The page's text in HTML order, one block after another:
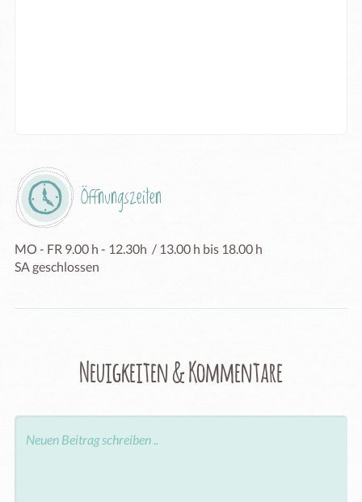
Öffnungszeiten
MO - FR 9.00 h - 12.30h  / 13.00 h bis 18.00 h
SA geschlossen
Neuigkeiten & Kommentare